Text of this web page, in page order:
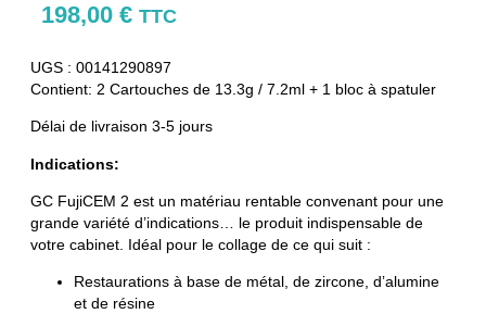
198,00 € TTC
UGS : 00141290897
Contient: 2 Cartouches de 13.3g / 7.2ml + 1 bloc à spatuler
Délai de livraison 3-5 jours
Indications:
GC FujiCEM 2 est un matériau rentable convenant pour une
grande variété d’indications… le produit indispensable de
votre cabinet. Idéal pour le collage de ce qui suit :
Restaurations à base de métal, de zircone, dʼalumine
et de résine